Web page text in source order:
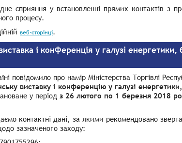
сприяння у встановленні прямих контактів з
процесу.
веб-сторінці.
і конференція у галузі енергетики,
повідомило про намір Міністерства Торгівлі
виставку і конференцію у галузі
у період з 26 лютого по 1 березня 2018
контактні дані, за якими рекомендовано
зазначеного заходу: